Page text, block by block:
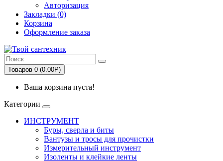
Авторизация
Закладки (0)
Корзина
Оформление заказа
Товаров 0 (0.00Р)
Ваша корзина пуста!
Категории
ИНСТРУМЕНТ
Буры, сверла и биты
Вантузы и тросы для прочистки
Измерительный инструмент
Изоленты и клейкие ленты